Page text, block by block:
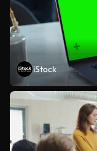
iStock